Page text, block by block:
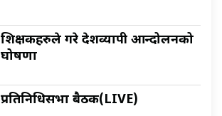
शिक्षकहरुले गरे देशव्यापी आन्दोलनको
घोषणा
प्रतिनिधिसभा बैठक(LIVE)